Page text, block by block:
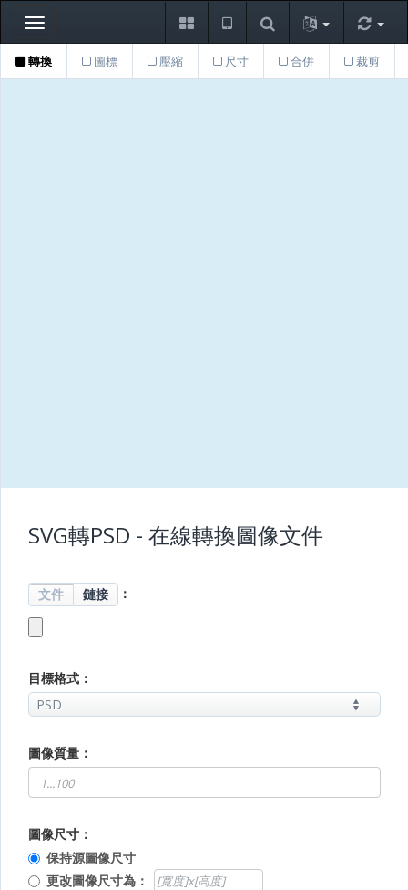
Toggle
navigation
轉換 圖標 壓縮 尺寸 合併 裁剪
SVG轉PSD - 在線轉換圖像文件
文件 鏈接 ：
目標格式：
圖像質量：
圖像尺寸：
保持源圖像尺寸
更改圖像尺寸為：